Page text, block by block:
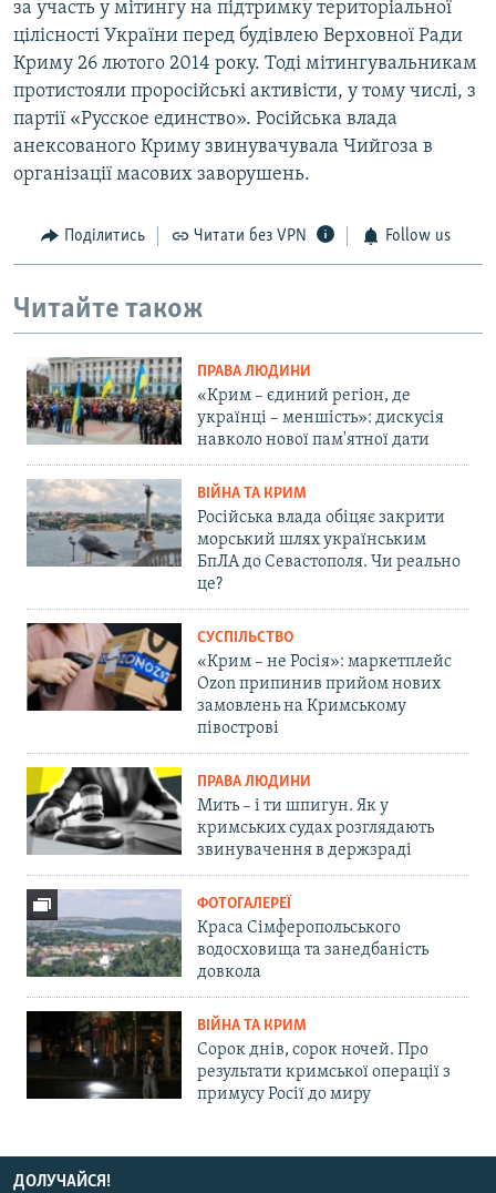
за участь у мітингу на підтримку територіальної
цілісності України перед будівлею Верховної Ради
Криму 26 лютого 2014 року. Тоді мітингувальникам
протистояли проросійські активісти, у тому числі, з
партії «Русское единство». Російська влада
анексованого Криму звинувачувала Чийгоза в
організації масових заворушень.
Поділитись Читати без VPN Follow us
Читайте також
ПРАВА ЛЮДИНИ
«Крим – єдиний регіон, де
українці – меншість»: дискусія
навколо нової пам'ятної дати
ВІЙНА ТА КРИМ
Російська влада обіцяє закрити
морський шлях українським
БпЛА до Севастополя. Чи реально
це?
СУСПІЛЬСТВО
«Крим – не Росія»: маркетплейс
Ozon припинив прийом нових
замовлень на Кримському
півострові
ПРАВА ЛЮДИНИ
Мить – і ти шпигун. Як у
кримських судах розглядають
звинувачення в держзраді
ФОТОГАЛЕРЕЇ
Краса Сімферопольського
водосховища та занедбаність
довкола
ВІЙНА ТА КРИМ
Сорок днів, сорок ночей. Про
результати кримської операції з
примусу Росії до миру
ДОЛУЧАЙСЯ!